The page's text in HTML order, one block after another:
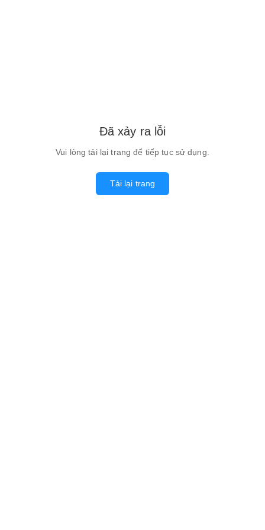
Đã xảy ra lỗi
Vui lòng tải lại trang để tiếp tục sử dụng.
Tải lại trang